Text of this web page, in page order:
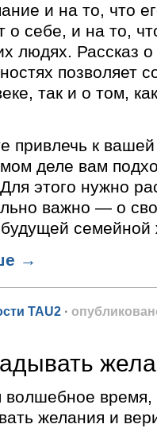
и на то, что
о себе, и на то,
людях. Рассказ
позволяет
так и о том,
привлечь к
деле вам
этого нужно
важно — о
семейной
→
TAU2 ·
волшебное время,
желания и